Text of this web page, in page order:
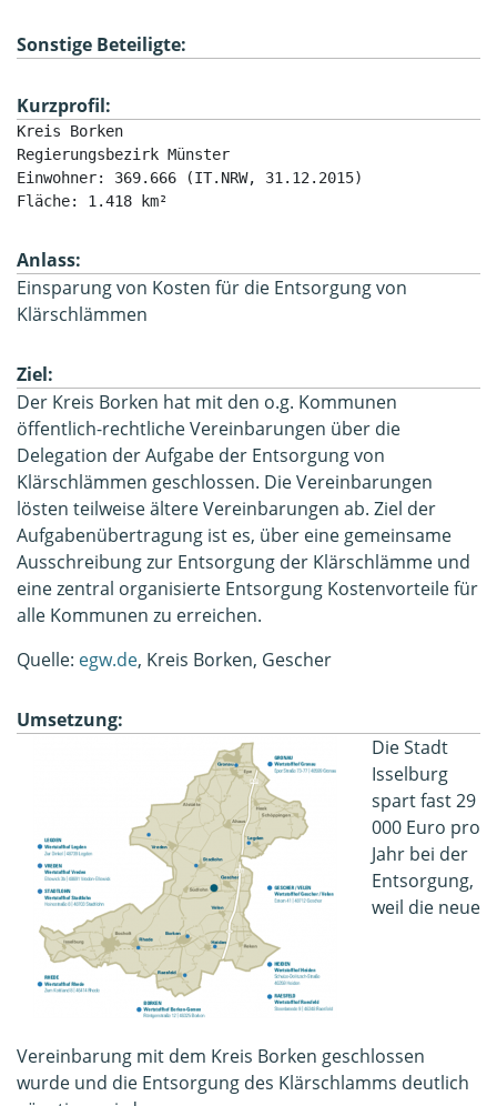
Sonstige Beteiligte:
Kurzprofil:
Kreis Borken
Regierungsbezirk Münster
Einwohner: 369.666 (IT.NRW, 31.12.2015)
Fläche: 1.418 km²
Anlass:
Einsparung von Kosten für die Entsorgung von
Klärschlämmen
Ziel:
Der Kreis Borken hat mit den o.g. Kommunen
öffentlich-rechtliche Vereinbarungen über die
Delegation der Aufgabe der Entsorgung von
Klärschlämmen geschlossen. Die Vereinbarungen
lösten teilweise ältere Vereinbarungen ab. Ziel der
Aufgabenübertragung ist es, über eine gemeinsame
Ausschreibung zur Entsorgung der Klärschlämme und
eine zentral organisierte Entsorgung Kostenvorteile für
alle Kommunen zu erreichen.
Quelle: egw.de, Kreis Borken, Gescher
Umsetzung:
Die Stadt
Isselburg
spart fast 29
000 Euro pro
Jahr bei der
Entsorgung,
weil die neue
Vereinbarung mit dem Kreis Borken geschlossen
wurde und die Entsorgung des Klärschlamms deutlich